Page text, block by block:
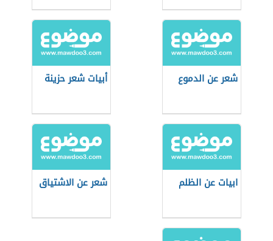
شعر عن الدموع أبيات شعر حزينة
ابيات عن الظلم شعر عن الاشتياق